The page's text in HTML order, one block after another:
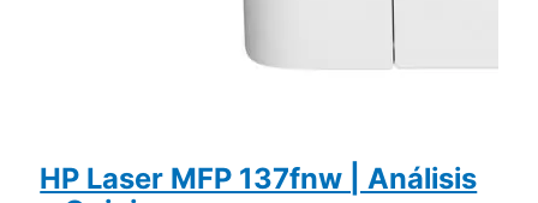
HP Laser MFP 137fnw | Análisis